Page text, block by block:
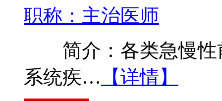
职称：主治医师
简介：各类急慢性
系统疾… 【详情】